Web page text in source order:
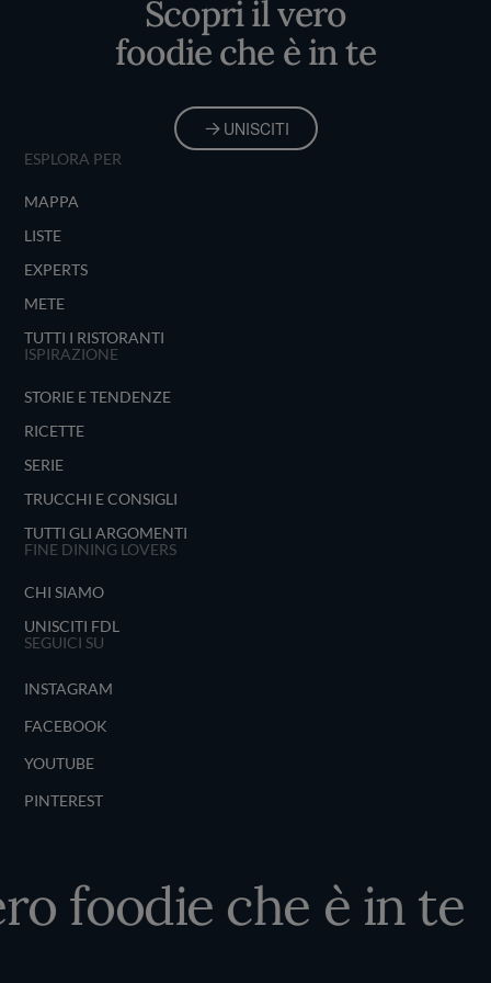
Scopri il vero
foodie che è in te
UNISCITI
ESPLORA PER
MAPPA
LISTE
EXPERTS
METE
TUTTI I RISTORANTI
ISPIRAZIONE
STORIE E TENDENZE
RICETTE
SERIE
TRUCCHI E CONSIGLI
TUTTI GLI ARGOMENTI
FINE DINING LOVERS
CHI SIAMO
UNISCITI FDL
SEGUICI SU
INSTAGRAM
FACEBOOK
YOUTUBE
PINTEREST
foodie che è in te